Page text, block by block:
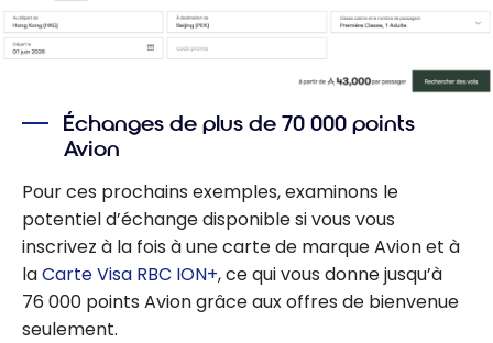
Échanges de plus de 70 000 points
Avion
Pour ces prochains exemples, examinons le
potentiel d’échange disponible si vous vous
inscrivez à la fois à une carte de marque Avion et à
laCarte Visa RBC ION+, ce qui vous donne jusqu’à
76 000 points Avion grâce aux offres de bienvenue
seulement.